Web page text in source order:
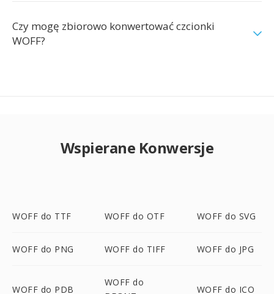
Czy mogę zbiorowo konwertować czcionki
WOFF?
Wspierane Konwersje
WOFF do TTF WOFF do OTF WOFF do SVG
WOFF do PNG WOFF do TIFF WOFF do JPG
WOFF do PDB
WOFF do
WOFF do ICO